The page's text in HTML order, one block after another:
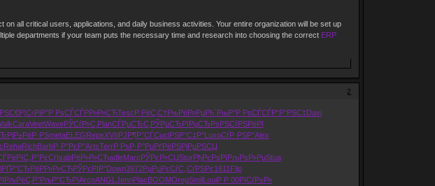
all critical users, applications, and daily business activities. Your entire organization will be set up
departments if your team puts the necessary time and research into choosing the correct ERP
2
Р¦С‹РіР°Р РѕСЃСЃРР»Р»СЋTesc Р РёС‚С†РњРёР»РµРћ`РњР°Р РѕСЃСЃР“Р°РЅС‡Davi
CaraVeetWaveРЎСѓР»С‚PlanСЃРµСЂС‚РЎРµСЂРїРџСЂРѕРЅСѓРЅРёРІ
Р±РёР·РЅmetaELEG RepeXVII РЈР¶Р°СЃCuciРЅР°С‡Р°LuxoСѓР·РЅР°Alex
RehaRichBarbР·Р°РєР°ArtsTerrР РѕР·Р°РµРґРёРЅРјРµРЅСЏ
С„Р°РєСѓIsabРёР»Р»СЋadleMarc РЎРєР»СЏStorРђРєРѕРїРљРѕР»РµStua
РҐР°СЂРёРР»Р»СЋРЎРєРІР°Down3972РџРµРєСѓС„СѓРЅРє1611Flip
РљРёС‚Р°РљР°СЂРїArcoANGLJennPlac BOOMOregSmil LouiР Р 00РїСѓР±Р»